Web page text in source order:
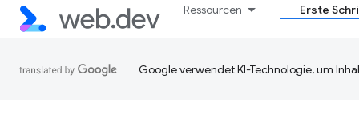
Ressourcen Erste
Google verwendet KI-Technologie, um